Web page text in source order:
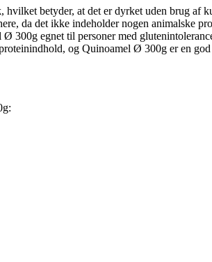
betyder, at det er dyrket uden brug af
da det ikke indeholder nogen animalske
300g egnet til personer med
og Quinoamel Ø 300g er en